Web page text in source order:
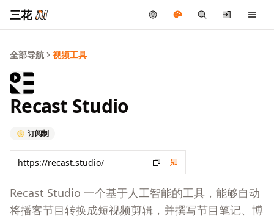
三花
全部导航 视频工具
Recast Studio
订阅制
Recast Studio 一个基于人工智能的工具，能够自动
将播客节目转换成短视频剪辑，并撰写节目笔记、博